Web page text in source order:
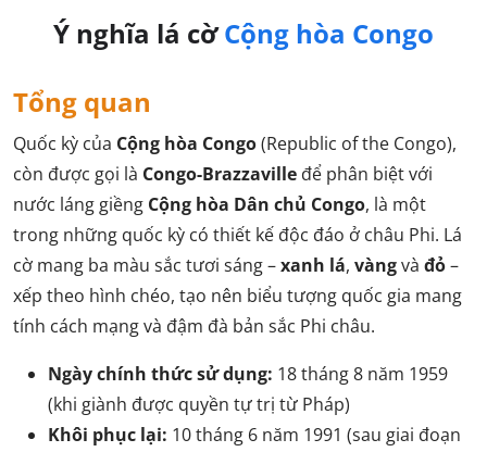
Ý nghĩa lá cờCộng hòa Congo
Tổng quan
Quốc kỳ của Cộng hòa Congo(Republic of the Congo),
còn được gọi là Congo-Brazzaville để phân biệt với
nước láng giềng Cộng hòa Dân chủ Congo, là một
trong những quốc kỳ có thiết kế độc đáo ở châu Phi. Lá
cờ mang ba màu sắc tươi sáng –xanh lá, vàngvà đỏ–
xếp theo hình chéo, tạo nên biểu tượng quốc gia mang
tính cách mạng và đậm đà bản sắc Phi châu.
Ngày chính thức sử dụng: 18 tháng 8 năm 1959
(khi giành được quyền tự trị từ Pháp)
Khôi phục lại: 10 tháng 6 năm 1991 (sau giai đoạn